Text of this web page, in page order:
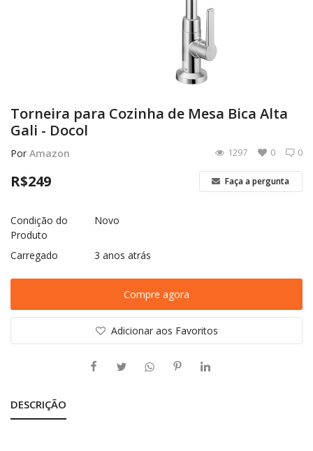
Elétrica
Hidráulica
Ferramentas
Decoração
Favoritos
Torneira para Cozinha de Mesa Bica Alta
Gali - Docol
Por Amazon 0
0
1297
R$249 Faça a pergunta
Condição do
Produto
Novo
Carregado 3 anos atrás
Compre agora
Adicionar aos Favoritos
DESCRIÇÃO